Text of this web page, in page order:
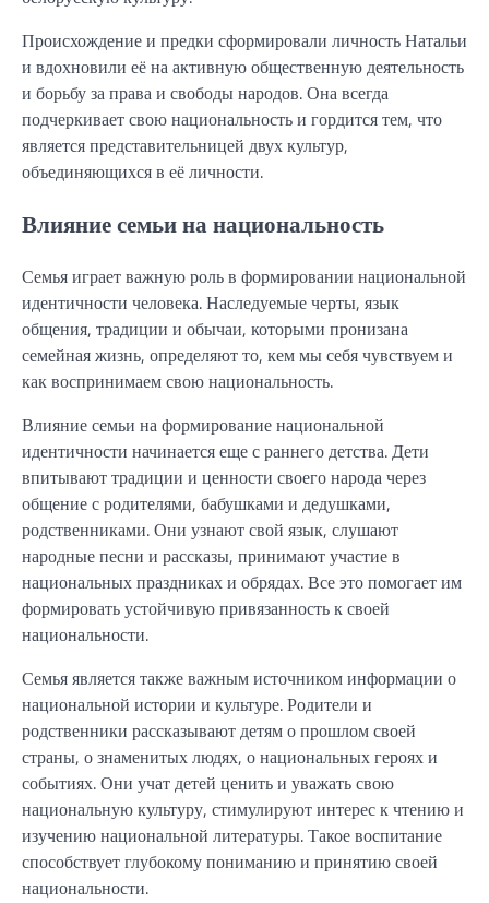
Происхождение и предки сформировали личность Натальи
и вдохновили её на активную общественную деятельность
и борьбу за права и свободы народов. Она всегда
подчеркивает свою национальность и гордится тем, что
является представительницей двух культур,
объединяющихся в её личности.
Влияние семьи на национальность
Семья играет важную роль в формировании национальной
идентичности человека. Наследуемые черты, язык
общения, традиции и обычаи, которыми пронизана
семейная жизнь, определяют то, кем мы себя чувствуем и
как воспринимаем свою национальность.
Влияние семьи на формирование национальной
идентичности начинается еще с раннего детства. Дети
впитывают традиции и ценности своего народа через
общение с родителями, бабушками и дедушками,
родственниками. Они узнают свой язык, слушают
народные песни и рассказы, принимают участие в
национальных праздниках и обрядах. Все это помогает им
формировать устойчивую привязанность к своей
национальности.
Семья является также важным источником информации о
национальной истории и культуре. Родители и
родственники рассказывают детям о прошлом своей
страны, о знаменитых людях, о национальных героях и
событиях. Они учат детей ценить и уважать свою
национальную культуру, стимулируют интерес к чтению и
изучению национальной литературы. Такое воспитание
способствует глубокому пониманию и принятию своей
национальности.